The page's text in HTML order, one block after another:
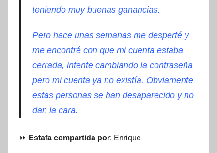
teniendo muy buenas ganancias.
Pero hace unas semanas me desperté y
me encontré con que mi cuenta estaba
cerrada, intente cambiando la contraseña
pero mi cuenta ya no existía. Obviamente
estas personas se han desaparecido y no
dan la cara.
⏩ Estafa compartida por: Enrique